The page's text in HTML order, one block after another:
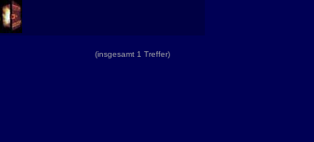
(insgesamt 1 Treffer)